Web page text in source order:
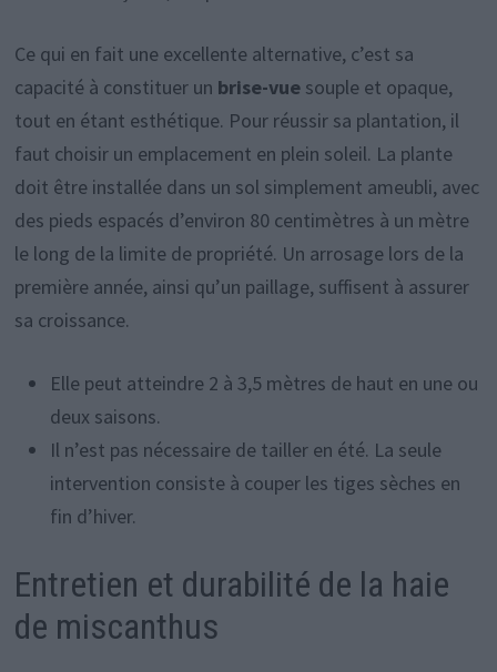
Ce qui en fait une excellente alternative, c’est sa
capacité à constituer un brise-vuesouple et opaque,
tout en étant esthétique. Pour réussir sa plantation, il
faut choisir un emplacement en plein soleil. La plante
doit être installée dans un sol simplement ameubli, avec
des pieds espacés d’environ 80 centimètres à un mètre
le long de la limite de propriété. Un arrosage lors de la
première année, ainsi qu’un paillage, suffisent à assurer
sa croissance.
Elle peut atteindre 2 à 3,5 mètres de haut en une ou
deux saisons.
Il n’est pas nécessaire de tailler en été. La seule
intervention consiste à couper les tiges sèches en
fin d’hiver.
Entretien et durabilité de la haie
de miscanthus